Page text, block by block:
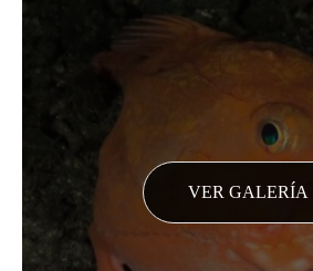
VER GALERÍA